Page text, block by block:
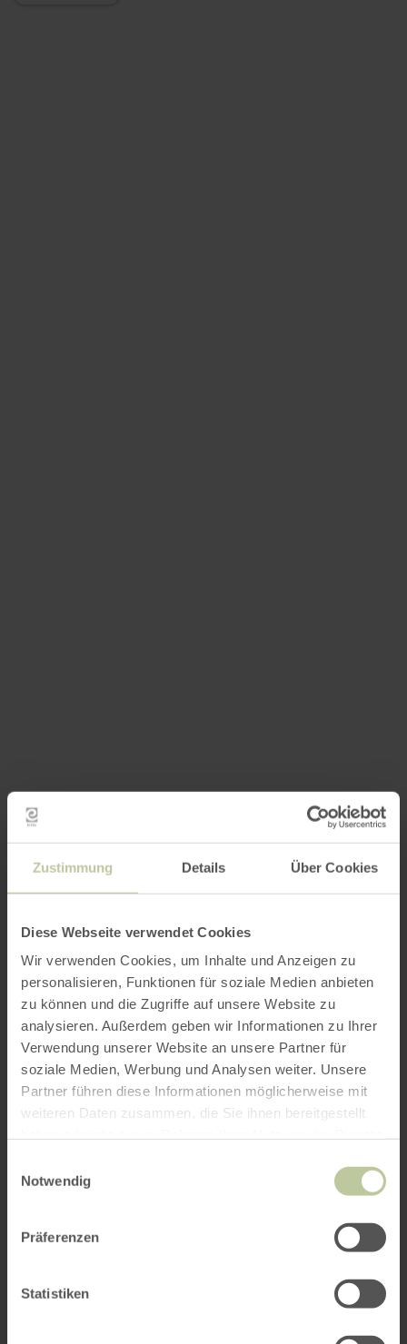
Zustimmung Details Über Cookies
Diese Webseite verwendet Cookies
Wir verwenden Cookies, um Inhalte und Anzeigen zu
personalisieren, Funktionen für soziale Medien anbieten
zu können und die Zugriffe auf unsere Website zu
analysieren. Außerdem geben wir Informationen zu Ihrer
Verwendung unserer Website an unsere Partner für
soziale Medien, Werbung und Analysen weiter. Unsere
Partner führen diese Informationen möglicherweise mit
weiteren Daten zusammen, die Sie ihnen bereitgestellt
Notwendig
Präferenzen
Statistiken